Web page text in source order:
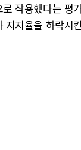
작용했다는
지율을 하락시